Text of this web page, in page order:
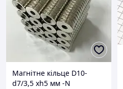
Магнітне кільце D10-
d7/3,5 xh5 мм -N